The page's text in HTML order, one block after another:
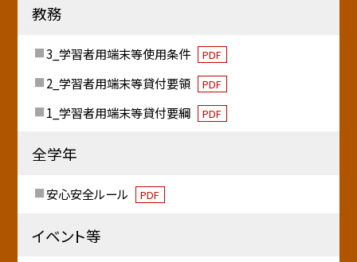
教務
3_学習者用端末等使用条件 PDF
2_学習者用端末等貸付要領 PDF
1_学習者用端末等貸付要綱 PDF
全学年
安心安全ルール PDF
イベント等